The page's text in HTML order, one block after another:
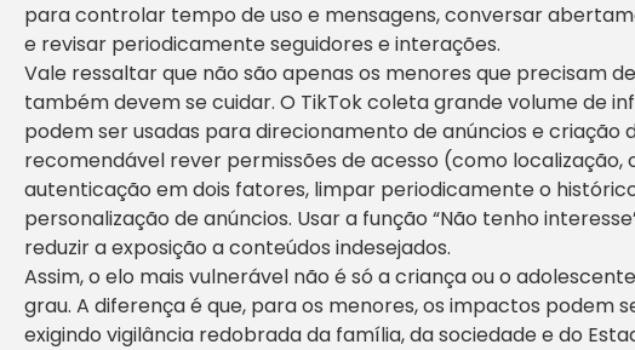
para controlar tempo de uso e mensagens, conversar
e revisar periodicamente seguidores e interações.
Vale ressaltar que não são apenas os menores que precisam
também devem se cuidar. O TikTok coleta grande volume de
podem ser usadas para direcionamento de anúncios e criação
recomendável rever permissões de acesso (como
autenticação em dois fatores, limpar periodicamente o
personalização de anúncios. Usar a função “Não tenho
reduzir a exposição a conteúdos indesejados.
Assim, o elo mais vulnerável não é só a criança ou o
grau. A diferença é que, para os menores, os impactos podem
exigindo vigilância redobrada da família, da sociedade e do